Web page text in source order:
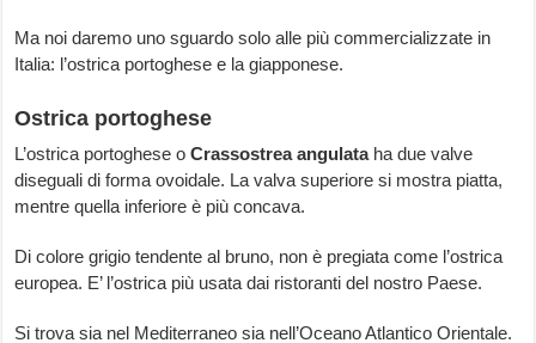
Ma noi daremo uno sguardo solo alle più commercializzate in
Italia: l’ostrica portoghese e la giapponese.
Ostrica portoghese
L’ostrica portoghese o Crassostrea angulataha due valve
diseguali di forma ovoidale. La valva superiore si mostra piatta,
mentre quella inferiore è più concava.
Di colore grigio tendente al bruno, non è pregiata come l’ostrica
europea. E’ l’ostrica più usata dai ristoranti del nostro Paese.
Si trova sia nel Mediterraneo sia nell’Oceano Atlantico Orientale.